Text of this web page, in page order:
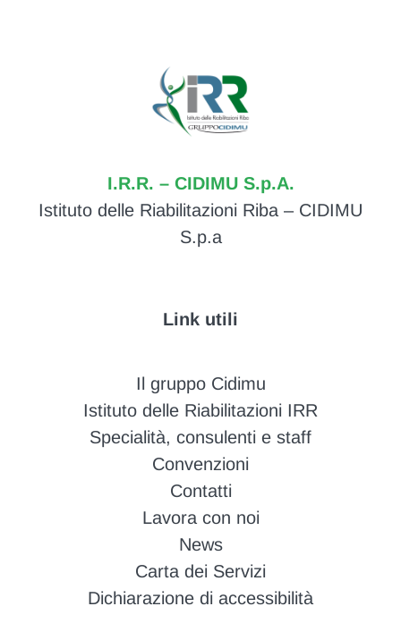
I.R.R. – CIDIMU S.p.A.
Istituto delle Riabilitazioni Riba – CIDIMU
S.p.a
Link utili
Il gruppo Cidimu
Istituto delle Riabilitazioni IRR
Specialità, consulenti e staff
Convenzioni
Contatti
Lavora con noi
News
Carta dei Servizi
Dichiarazione di accessibilità